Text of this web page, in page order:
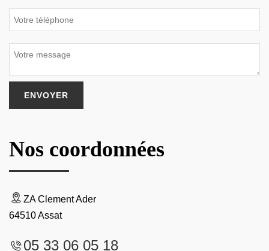
Nos coordonnées
ZA Clement Ader
64510 Assat
05 33 06 05 18